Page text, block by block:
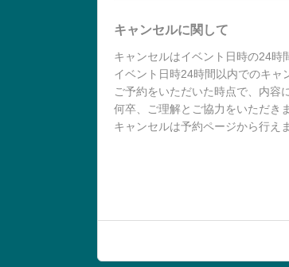
キャンセルに関して
キャンセルはイベント日時の24時
イベント日時24時間以内でのキャ
ご予約をいただいた時点で、内容
何卒、ご理解とご協力をいただき
キャンセルは予約ページから行えま